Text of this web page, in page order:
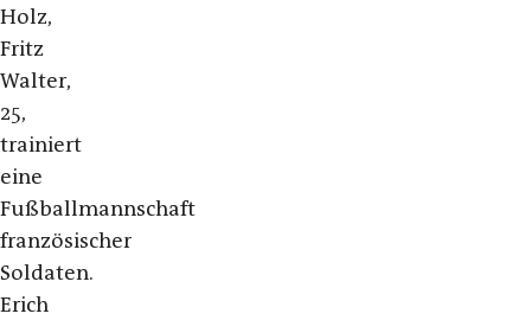
Holz,
Fritz
Walter,
25,
trainiert
eine
Fußballmannschaft
französischer
Soldaten.
Erich